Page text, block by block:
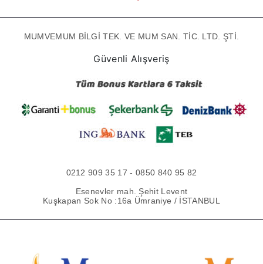
MUMVEMUM BİLGİ TEK. VE MUM SAN. TİC. LTD. ŞTİ.
Güvenli Alışveriş
0212 909 35 17 - 0850 840 95 82
Esenevler mah. Şehit Levent
Kuşkapan Sok No :16a Ümraniye / İSTANBUL